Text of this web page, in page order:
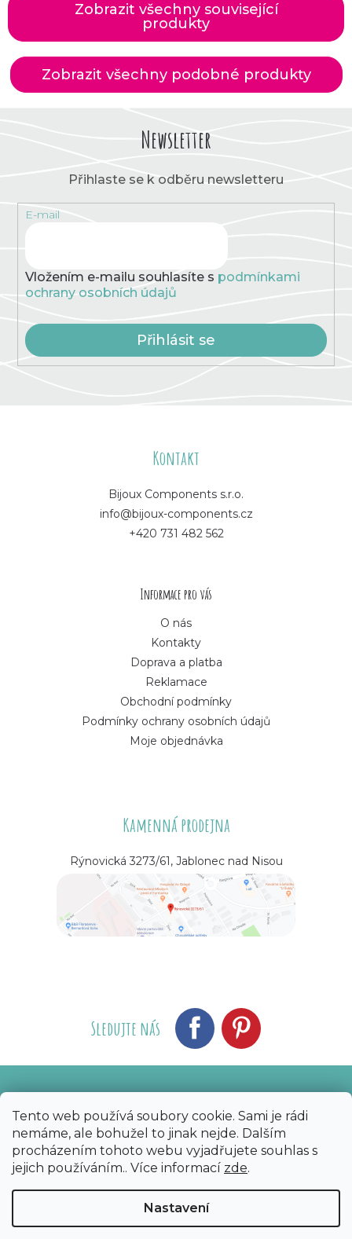
Tento web používá soubory cookie. Sami je rádi
nemáme, ale bohužel to jinak nejde. Dalším
procházením tohoto webu vyjadřujete souhlas s
jejich používáním.. Více informací zde.
Nastavení
Zobrazit všechny související
produkty
Zobrazit všechny podobné produkty
Newsletter
Přihlaste se k odběru newsletteru
E-mail
Vložením e-mailu souhlasíte s podmínkami
ochrany osobních údajů
Přihlásit se
Kontakt
Bijoux Components s.r.o.
info@bijoux-components.cz
+420 731 482 562
Informace pro vás
O nás
Kontakty
Doprava a platba
Reklamace
Obchodní podmínky
Podmínky ochrany osobních údajů
Moje objednávka
Kamenná prodejna
Rýnovická 3273/61, Jablonec nad Nisou
Sledujte nás
Copyright 2026 Bijoux Components - Svět
korálků. Všechna práva vyhrazena.